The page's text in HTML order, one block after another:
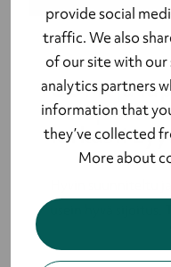
provide social
traffic. We also
of our site with our
analytics partners
information that
they’ve collected
More about
TIETOTURVA
GDPR ja
tietojasi
tarkasti